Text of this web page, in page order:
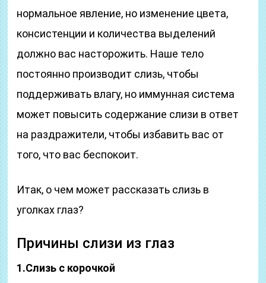
нормальное явление, но изменение цвета,
консистенции и количества выделений
должно вас насторожить. Наше тело
постоянно производит слизь, чтобы
поддерживать влагу, но иммунная система
может повысить содержание слизи в ответ
на раздражители, чтобы избавить вас от
того, что вас беспокоит.
Итак, о чем может рассказать слизь в
уголках глаз?
Причины слизи из глаз
1.Слизь с корочкой